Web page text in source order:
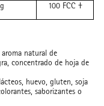
100 FCC †
natural de
concentrado de hoja de
huevo, gluten, soja
saborizantes o